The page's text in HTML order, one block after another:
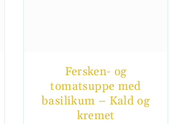
Fersken- og
tomatsuppe med
basilikum – Kald og
kremet